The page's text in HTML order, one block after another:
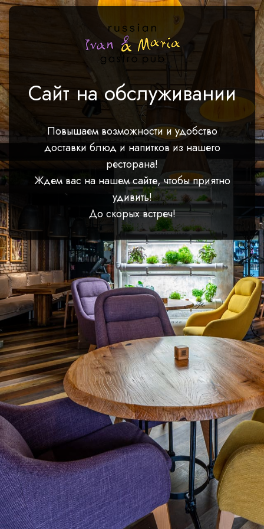
Сайт на обслуживании
Повышаем возможности и удобство
доставки блюд и напитков из нашего
ресторана!
Ждем вас на нашем сайте, чтобы приятно
удивить!
До скорых встреч!